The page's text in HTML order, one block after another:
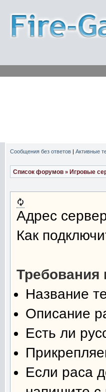
Сообщения без ответов | Активные
Список форумов » Игровые
Адрес
Как
Название
Описание
Есть ли
Если раса